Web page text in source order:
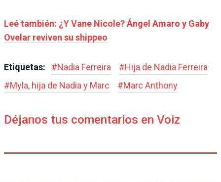
Leé también: ¿Y Vane Nicole? Ángel Amaro y Gaby
Ovelar reviven su shippeo
Etiquetas: #Nadia Ferreira #Hija de Nadia Ferreira
#Myla, hija de Nadia y Marc #Marc Anthony
Déjanos tus comentarios en Voiz